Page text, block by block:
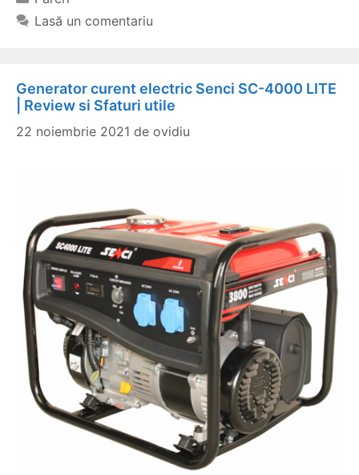
Lasă un comentariu
Generator curent electric Senci SC-4000 LITE
| Review si Sfaturi utile
22 noiembrie 2021 de ovidiu